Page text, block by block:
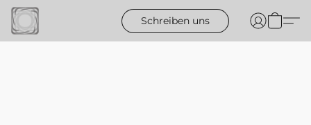
Schreiben uns